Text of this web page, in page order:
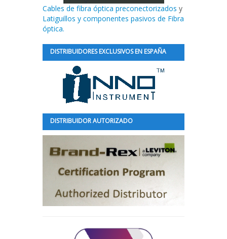
Cables de fibra óptica preconectorizados y
Latiguillos y componentes pasivos de Fibra
óptica.
DISTRIBUIDORES EXCLUSIVOS EN ESPAÑA
DISTRIBUIDOR AUTORIZADO